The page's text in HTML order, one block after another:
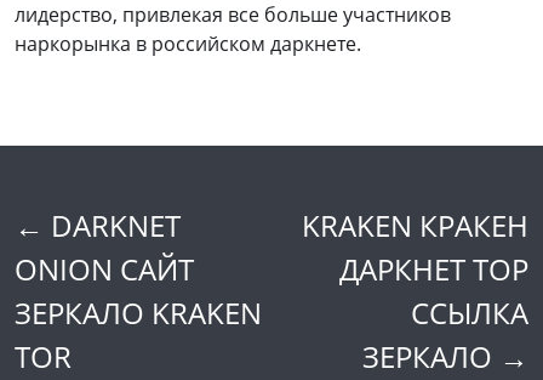
лидерство, привлекая все больше участников
наркорынка в российском даркнете.
Post
navigation
← DARKNET
ONION САЙТ
ЗЕРКАЛО KRAKEN
TOR
KRAKEN КРАКЕН
ДАРКНЕТ ТОР
ССЫЛКА
ЗЕРКАЛО →